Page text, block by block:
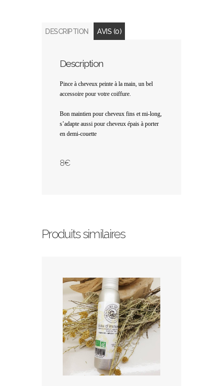
DESCRIPTION AVIS (0)
Description
Pince à cheveux peinte à la main, un bel
accessoire pour votre coiffure.
Bon maintien pour cheveux fins et mi-long,
s’adapte aussi pour cheveux épais à porter
en demi-couette
8€
Produits similaires